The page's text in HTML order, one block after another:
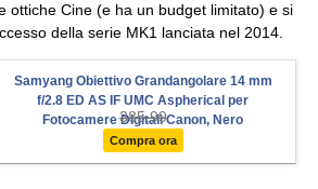
ottiche Cine (e ha un budget limitato) e si
della serie MK1 lanciata nel 2014.
Samyang Obiettivo Grandangolare 14 mm
f/2.8 ED AS IF UMC Aspherical per
Fotocamere Digitali Canon, Nero
385.99
Compra ora